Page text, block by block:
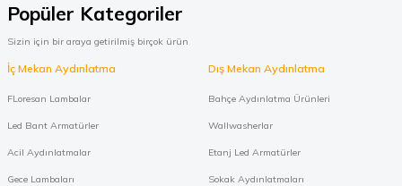
Popüler Kategoriler
Sizin için bir araya getirilmiş birçok ürün
İç Mekan Aydınlatma
FLoresan Lambalar
Led Bant Armatürler
Acil Aydınlatmalar
Gece Lambaları
Dış Mekan Aydınlatma
Bahçe Aydınlatma Ürünleri
Wallwasherlar
Etanj Led Armatürler
Sokak Aydınlatmaları